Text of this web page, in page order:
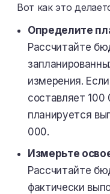
Вот как это
Определите
Рассчитайте
измерения.
составляет 100
планируется
000.
Измерьте
Рассчитайте
фактически